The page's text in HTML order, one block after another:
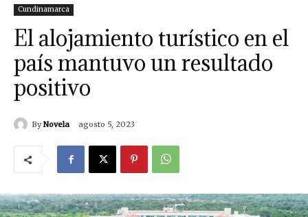
Cundinamarca
El alojamiento turístico en el
país mantuvo un resultado
positivo
By Novela agosto 5, 2023